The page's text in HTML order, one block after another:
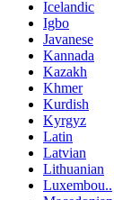
Icelandic
Igbo
Javanese
Kannada
Kazakh
Khmer
Kurdish
Kyrgyz
Latin
Latvian
Lithuanian
Luxembou..